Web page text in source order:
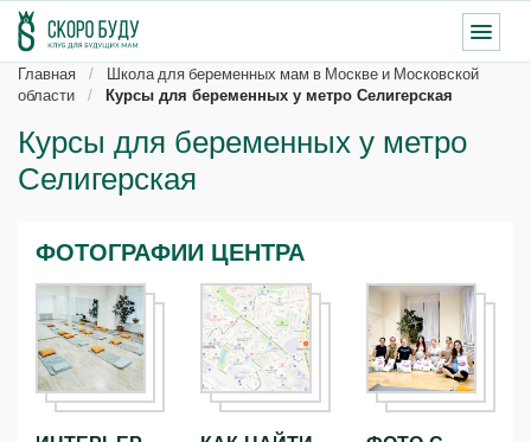
Главная
Школа для беременных мам в Москве и Московской
области
Курсы для беременных у метро Селигерская
Курсы для беременных у метро
Селигерская
ФОТОГРАФИИ ЦЕНТРА